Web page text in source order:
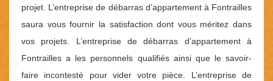
projet. L’entreprise de débarras d’appartement à Fontrailles
saura vous fournir la satisfaction dont vous méritez dans
vos projets. L’entreprise de débarras d’appartement à
Fontrailles a les personnels qualifiés ainsi que le savoir-
faire incontesté pour vider votre pièce. L’entreprise de